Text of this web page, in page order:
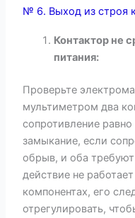
№ 6. Выход из строя
Контактор не
питания:
Проверьте
мультиметром два
сопротивление
замыкание, если
обрыв, и оба
действие не
компонентах, его
отрегулировать,